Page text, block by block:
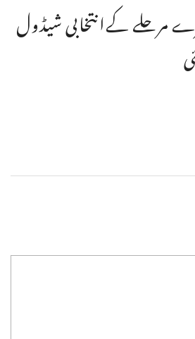
مرحلے کےانتخابی شیڈول